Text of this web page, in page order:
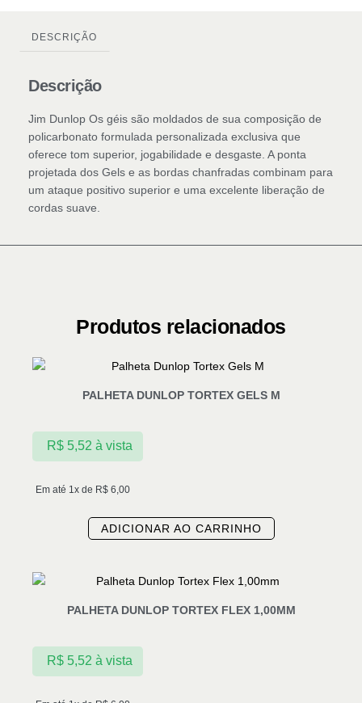
DESCRIÇÃO
Descrição
Jim Dunlop Os géis são moldados de sua composição de
policarbonato formulada personalizada exclusiva que
oferece tom superior, jogabilidade e desgaste. A ponta
projetada dos Gels e as bordas chanfradas combinam para
um ataque positivo superior e uma excelente liberação de
cordas suave.
Produtos relacionados
PALHETA DUNLOP TORTEX GELS M
Em até 1x de R$ 6,00
R$5,52 à vista
ADICIONAR AO CARRINHO
PALHETA DUNLOP TORTEX FLEX 1,00MM
R$5,52 à vista